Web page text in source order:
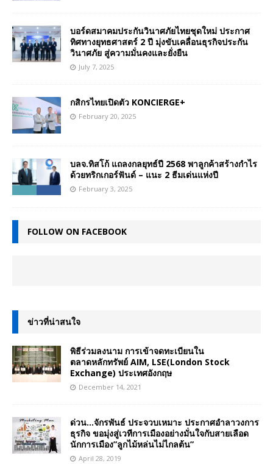
บอร์ดสมาคมประกันวินาศภัยไทยชุดใหม่ ประกาศ
ทิศทางยุทธศาสตร์ 2 ปี มุ่งขับเคลื่อนธุรกิจประกัน
วินาศภัย สู่ความมั่นคงและยั่งยืน
July 7, 2025
กสิกรไทยเปิดตัว KONCIERGE+
February 20, 2025
บลจ.ทิสโก้ แถลงกลยุทธ์ปี 2568 พาลูกค้าสร้างกำไร
ด้วยทริกเกอร์ฟันด์ – แนะ 2 ธีมเด่นแห่งปี
February 3, 2025
FOLLOW ON FACEBOOK
ข่าวที่น่าสนใจ
พิธีร่วมลงนาม การเข้าจดทะเบียนใน
ตลาดหลักทรัพย์ AIM, LSE(London Stock
Exchange) ประเทศอังกฤษ
December 14, 2021
ด่วน…จักรพันธ์ ประจวบเหมาะ ประกาศอำลาวงการ
ธุรกิจ ขอมุ่งสู่เวทีการเมืองอย่างมั่นใจกับสายเลือด
นักการเมือง”ลูกไม้หล่นไม่ไกลต้น”
April 28, 2019